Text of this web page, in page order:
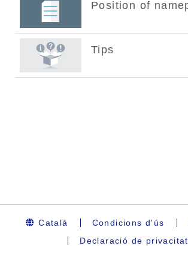
Català Condicions d'ús
Declaració de privacitat